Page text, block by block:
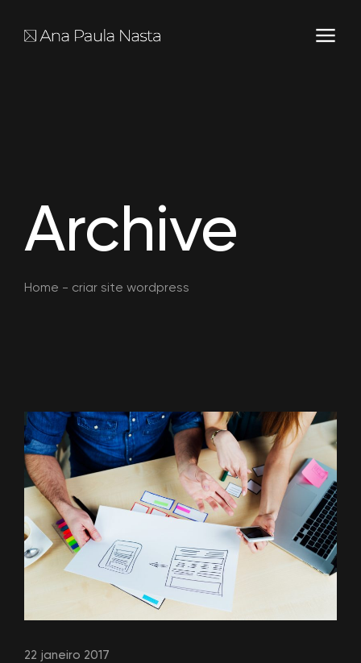
Archive
Home - criar site wordpress
22 janeiro 2017